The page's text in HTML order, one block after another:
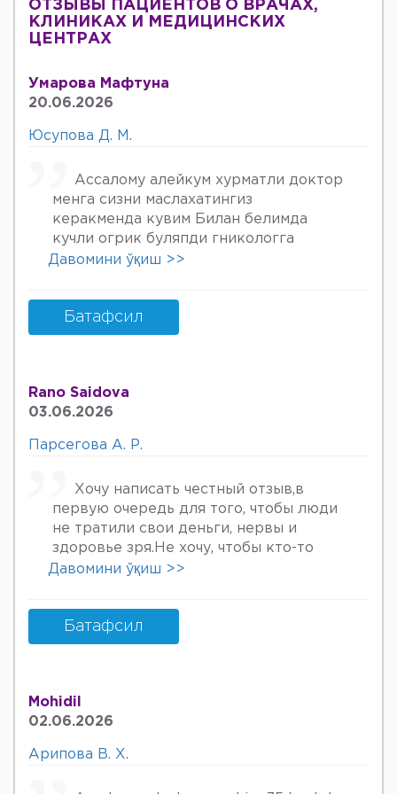
ОТЗЫВЫ ПАЦИЕНТОВ О ВРАЧАХ,
КЛИНИКАХ И МЕДИЦИНСКИХ
ЦЕНТРАХ
Умарова Мафтуна
20.06.2026
Юсупова Д. М.
Ассалому алейкум хурматли доктор
менга сизни маслахатингиз
керакменда кувим Билан белимда
кучли огрик буляпди гникологга
онкологов уролога хирурга учрадим
куйдирдик лекин фойдаси булмаяпди
охири вирус бормикин деган фикрга
келяпман шунинг учун хатто
Беринг 34га кирдим 3та фарзанди бор
хурмат Билан Мафтуна
Давомини ўқиш >>
Батафсил
Rano Saidova
03.06.2026
Парсегова А. Р.
Хочу написать честный отзыв,в
первую очередь для того, чтобы люди
не тратили свои деньги, нервы и
здоровье зря.Не хочу, чтобы кто-то
пережил то, что пережила я. Врач
врачебной этике и нормальном
человеческом отношении к людям.
Если хотите попасть в психбольницу
так унижать женщин, убивать в них
надежду, грубить и высокомерно
после осмотра на кресле и грубом
Давомини ўқиш >>
Батафсил
Mohidil
02.06.2026
Арипова В. Х.